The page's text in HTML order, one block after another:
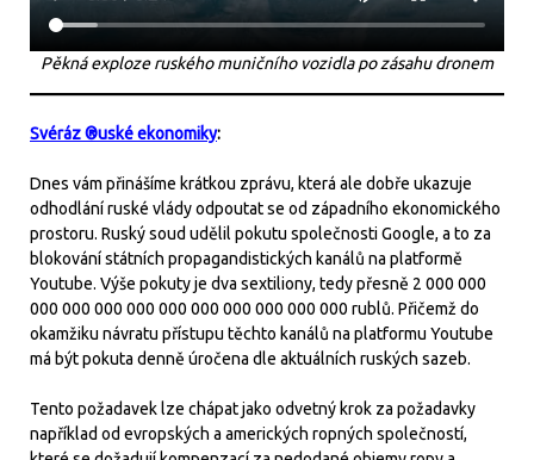
Pěkná exploze ruského muničního vozidla po zásahu dronem
Svéráz ®uské ekonomiky:
Dnes vám přinášíme krátkou zprávu, která ale dobře ukazuje
odhodlání ruské vlády odpoutat se od západního ekonomického
prostoru. Ruský soud udělil pokutu společnosti Google, a to za
blokování státních propagandistických kanálů na platformě
Youtube. Výše pokuty je dva sextiliony, tedy přesně 2 000 000
000 000 000 000 000 000 000 000 000 000 rublů. Přičemž do
okamžiku návratu přístupu těchto kanálů na platformu Youtube
má být pokuta denně úročena dle aktuálních ruských sazeb.
Tento požadavek lze chápat jako odvetný krok za požadavky
například od evropských a amerických ropných společností,